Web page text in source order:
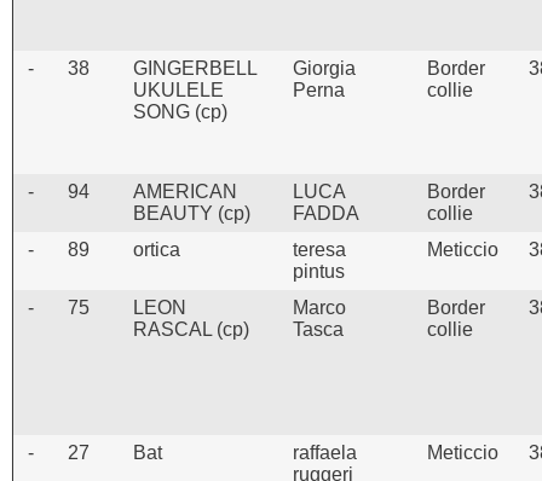
- 38
GINGERBELL
UKULELE
SONG (cp)
Giorgia
Perna
Border
collie
- 94
AMERICAN
BEAUTY (cp)
LUCA
FADDA
Border
collie
- 89 ortica
teresa
pintus
Meticcio
- 75
LEON
RASCAL (cp)
Marco
Tasca
Border
collie
- 27 Bat
raffaela
ruggeri
Meticcio